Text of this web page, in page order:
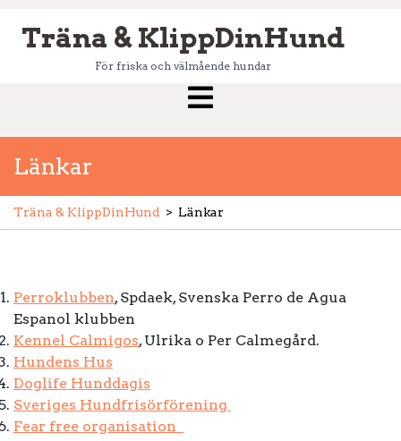
content
Träna & KlippDinHund
För friska och välmående hundar
Open
Menu
Länkar
Träna & KlippDinHund > Länkar
Perroklubben, Spdaek, Svenska Perro de Agua
Espanol klubben
Kennel Calmigos, Ulrika o Per Calmegård.
Hundens Hus
Doglife Hunddagis
Sveriges Hundfrisörförening
Fear free organisation